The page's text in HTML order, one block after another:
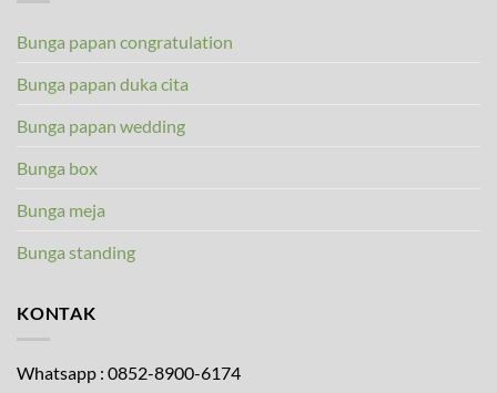
Bunga papan congratulation
Bunga papan duka cita
Bunga papan wedding
Bunga box
Bunga meja
Bunga standing
KONTAK
Whatsapp : 0852-8900-6174